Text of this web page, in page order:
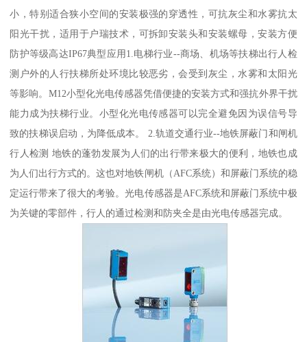
小，特别适合狭小空间的安装极强的穿透性，可抗灰尘和水雾抗太
阳光干扰，适用于户瑞技术，可拆卸安装头和安装螺母，安装方便
防护等级高达IP67典型应用1.电梯行业--商场、机场等扶梯出行人检
测户外的人行扶梯所处环境比较恶劣，会受到灰尘，水雾和太阳光
等影响。M12小型化光电传感器凭借便捷的安装方式和强抗外界干扰
能力成为扶梯行业。小型化光电传感器可以完全避免因为误信号导
致的扶梯误启动，为降低成本。 2.轨道交通行业--地铁屏蔽门和闸机
行人检测 地铁的蓬勃发展为人们的出行带来极大的便利，地铁也成
为人们出行方式的。这也对地铁闸机（AFC系统）和屏蔽门系统的稳
定运行带来了很大的考验。光电传感器是AFC系统和屏蔽门系统中极
为关键的零部件，行人的通过检测和防夹全是由光电传感器完成。